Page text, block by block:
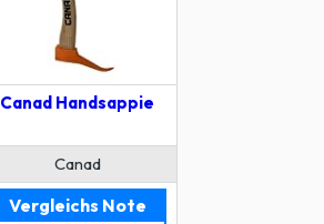
Canad Handsappie
Canad
Vergleichs Note